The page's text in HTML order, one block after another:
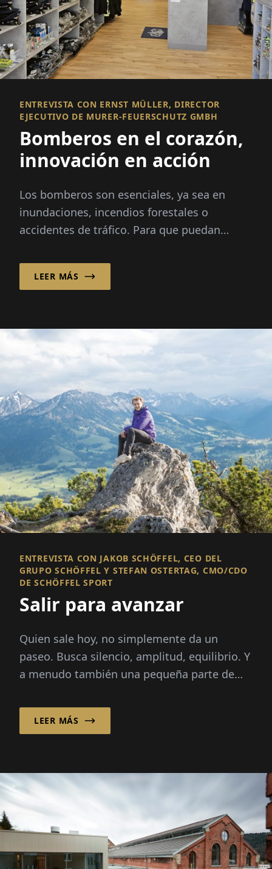
ENTREVISTA CON ERNST MÜLLER, DIRECTOR
EJECUTIVO DE MURER-FEUERSCHUTZ GMBH
Bomberos en el corazón,
innovación en acción
Los bomberos son esenciales, ya sea en
inundaciones, incendios forestales o
accidentes de tráfico. Para que puedan
efectiva...
LEER MÁS
ENTREVISTA CON JAKOB SCHÖFFEL, CEO DEL
GRUPO SCHÖFFEL Y STEFAN OSTERTAG, CMO/CDO
DE SCHÖFFEL SPORT
Salir para avanzar
Quien sale hoy, no simplemente da un
paseo. Busca silencio, amplitud, equilibrio. Y
a menudo también una pequeña parte de
LEER MÁS